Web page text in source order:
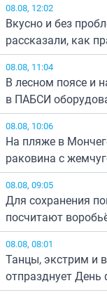
08.08, 12:02
Вкусно и без
рассказали, как
08.08, 11:04
В лесном поясе и
в ПАБСИ
08.08, 10:06
На пляже в
раковина с
08.08, 09:05
Для сохранения
посчитают
08.08, 08:01
Танцы, экстрим и
отпразднует День